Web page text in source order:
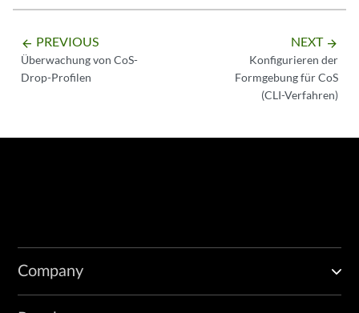
arrow_backward PREVIOUS
Überwachung von CoS-
Drop-Profilen
NEXT arrow_forward
Konfigurieren der
Formgebung für CoS
(CLI-Verfahren)
Company